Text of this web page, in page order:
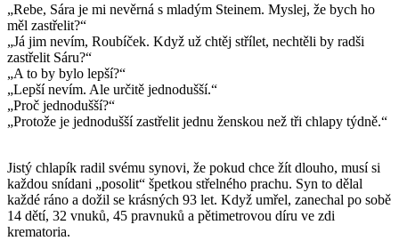
„Rebe, Sára je mi nevěrná s mladým Steinem. Myslej, že bych ho
měl zastřelit?“
„Já jim nevím, Roubíček. Když už chtěj střílet, nechtěli by radši
zastřelit Sáru?“
„A to by bylo lepší?“
„Lepší nevím. Ale určitě jednodušší.“
„Proč jednodušší?“
„Protože je jednodušší zastřelit jednu ženskou než tři chlapy týdně.“
Jistý chlapík radil svému synovi, že pokud chce žít dlouho, musí si
každou snídani „posolit“ špetkou střelného prachu. Syn to dělal
každé ráno a dožil se krásných 93 let. Když umřel, zanechal po sobě
14 dětí, 32 vnuků, 45 pravnuků a pětimetrovou díru ve zdi
krematoria.